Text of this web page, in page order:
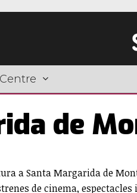
Centre
de
a Santa Margarida de
de cinema,